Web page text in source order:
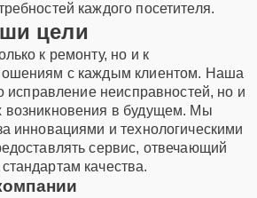
каждого посетителя.
цели
к ремонту, но и к
с каждым клиентом. Наша
исправление неисправностей, но и
возникновения в будущем. Мы
инновациями и технологическими
сервис, отвечающий
качества.